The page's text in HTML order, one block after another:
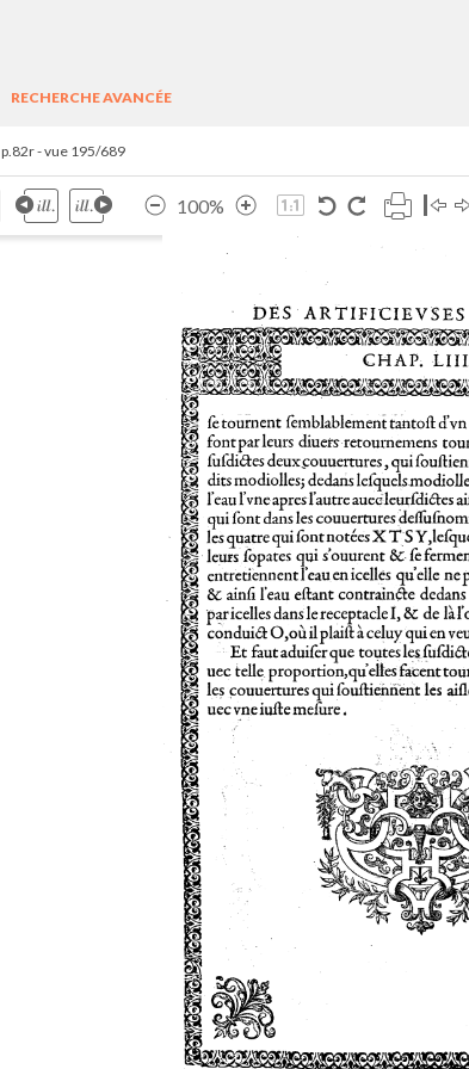
RECHERCHE AVANCÉE
p.82r - vue 195/689
100%